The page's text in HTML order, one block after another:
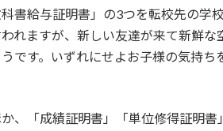
書給与証明書」の3つを転校先の学
れますが、新しい友達が来て新鮮
です。いずれにせよお子様の気持
、「成績証明書」「単位修得証明